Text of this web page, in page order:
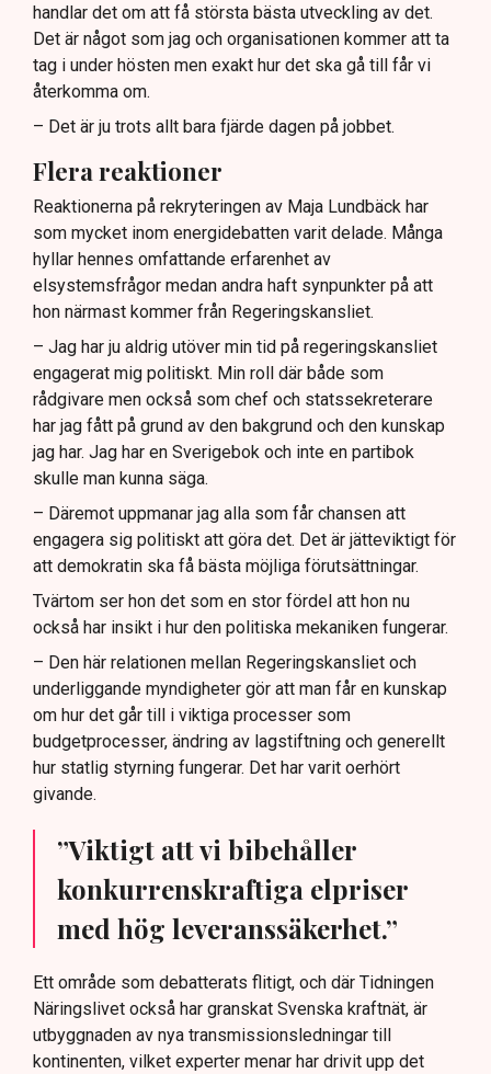
handlar det om att få största bästa utveckling av det.
Det är något som jag och organisationen kommer att ta
tag i under hösten men exakt hur det ska gå till får vi
återkomma om.
– Det är ju trots allt bara fjärde dagen på jobbet.
Flera reaktioner
Reaktionerna på rekryteringen av Maja Lundbäck har
som mycket inom energidebatten varit delade. Många
hyllar hennes omfattande erfarenhet av
elsystemsfrågor medan andra haft synpunkter på att
hon närmast kommer från Regeringskansliet.
– Jag har ju aldrig utöver min tid på regeringskansliet
engagerat mig politiskt. Min roll där både som
rådgivare men också som chef och statssekreterare
har jag fått på grund av den bakgrund och den kunskap
jag har. Jag har en Sverigebok och inte en partibok
skulle man kunna säga.
– Däremot uppmanar jag alla som får chansen att
engagera sig politiskt att göra det. Det är jätteviktigt för
att demokratin ska få bästa möjliga förutsättningar.
Tvärtom ser hon det som en stor fördel att hon nu
också har insikt i hur den politiska mekaniken fungerar.
– Den här relationen mellan Regeringskansliet och
underliggande myndigheter gör att man får en kunskap
om hur det går till i viktiga processer som
budgetprocesser, ändring av lagstiftning och generellt
hur statlig styrning fungerar. Det har varit oerhört
givande.
”Viktigt att vi bibehåller
konkurrenskraftiga elpriser
med hög leveranssäkerhet.”
Ett område som debatterats flitigt, och där Tidningen
Näringslivet också har granskat Svenska kraftnät, är
utbyggnaden av nya transmissionsledningar till
kontinenten, vilket experter menar har drivit upp det